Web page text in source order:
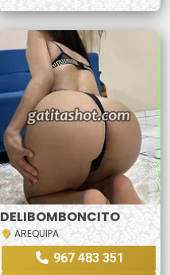
DELIBOMBONCITO
AREQUIPA
967 483 351